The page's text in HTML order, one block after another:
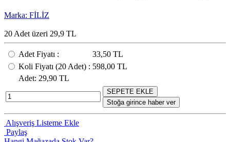
Marka: FİLİZ
20 Adet üzeri 29,9 TL
Adet Fiyatı :
33,50 TL
Koli Fiyatı (20 Adet) : 598,00 TL
Adet: 29,90 TL
SEPETE EKLE
Stoğa girince haber ver
Alışveriş Listeme Ekle
Paylaş